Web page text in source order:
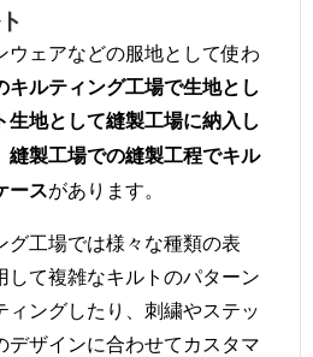
ウェアなどの服地として使わ
キルティング工場で生地とし
生地として縫製工場に納入し
縫製工場での縫製工程でキル
ースがあります。
グ工場では様々な種類の表
して複雑なキルトのパターン
ィングしたり、刺繍やステッ
デザインに合わせてカスタマ